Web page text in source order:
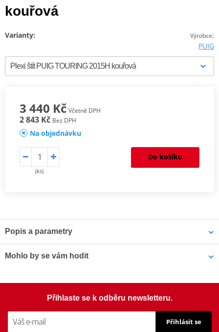
kouřová
Výrobce:
PUIG
Varianty:
3 440 Kč Včetně DPH
2 843 Kč Bez DPH
Na objednávku
(ks)
Do košíku
Popis a parametry
Mohlo by se vám hodit
Přihlaste se k odběru newsletteru.
Přihlásit se